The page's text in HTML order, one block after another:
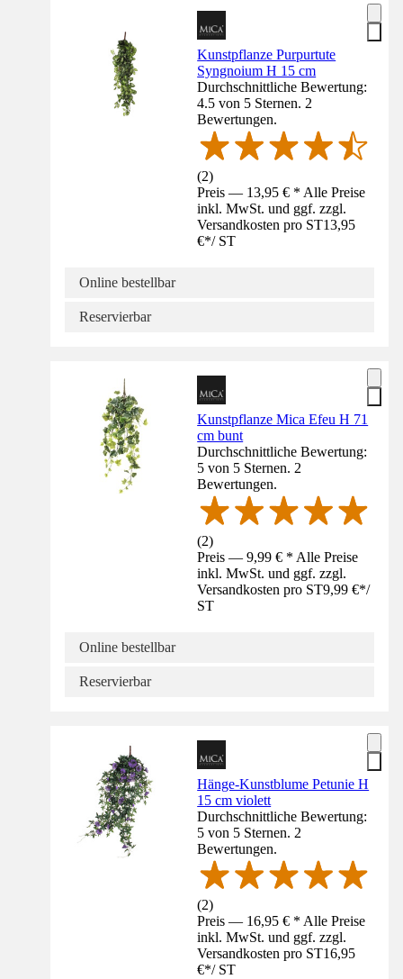
Kunstpflanze Purpurtute
Syngnoium H 15 cm
Durchschnittliche Bewertung:
4.5 von 5 Sternen. 2
Bewertungen.
(2)
Preis — 13,95 € * Alle Preise
inkl. MwSt. und ggf. zzgl.
Versandkosten pro ST13,95
€*/ ST
Online bestellbar
Reservierbar
Kunstpflanze Mica Efeu H 71
cm bunt
Durchschnittliche Bewertung:
5 von 5 Sternen. 2
Bewertungen.
(2)
Preis — 9,99 € * Alle Preise
inkl. MwSt. und ggf. zzgl.
Versandkosten pro ST9,99 €*/
ST
Online bestellbar
Reservierbar
Hänge-Kunstblume Petunie H
15 cm violett
Durchschnittliche Bewertung:
5 von 5 Sternen. 2
Bewertungen.
(2)
Preis — 16,95 € * Alle Preise
inkl. MwSt. und ggf. zzgl.
Versandkosten pro ST16,95
€*/ ST